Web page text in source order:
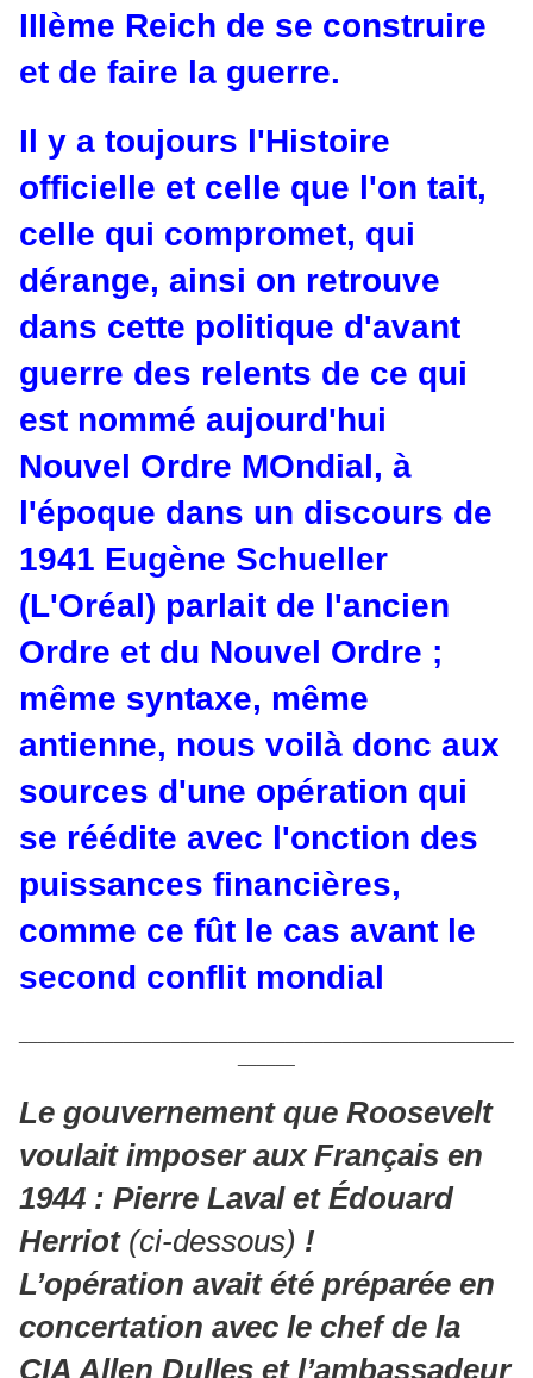
IIIème Reich de se construire
et de faire la guerre.
Il y a toujours l'Histoire
officielle et celle que l'on tait,
celle qui compromet, qui
dérange, ainsi on retrouve
dans cette politique d'avant
guerre des relents de ce qui
est nommé aujourd'hui
Nouvel Ordre MOndial, à
l'époque dans un discours de
1941 Eugène Schueller
(L'Oréal) parlait de l'ancien
Ordre et du Nouvel Ordre ;
même syntaxe, même
antienne, nous voilà donc aux
sources d'une opération qui
se réédite avec l'onction des
puissances financières,
comme ce fût le cas avant le
second conflit mondial
Le gouvernement que Roosevelt
voulait imposer aux Français en
1944 : Pierre Laval et Édouard
Herriot (ci-dessous) !
L’opération avait été préparée en
concertation avec le chef de la
CIA Allen Dulles et l’ambassadeur